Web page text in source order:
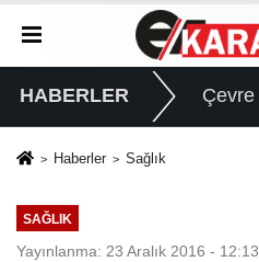
HABERLER Çevre
Haberler Sağlık
SAĞLIK
Yayınlanma: 23 Aralık 2016 - 12:13